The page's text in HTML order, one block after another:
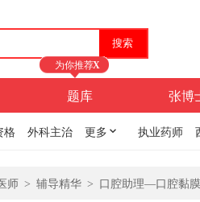
题库
为你推荐X
张博
格 外科主治 更多  执业药师
师 > 辅导精华 > 口腔助理—口腔黏